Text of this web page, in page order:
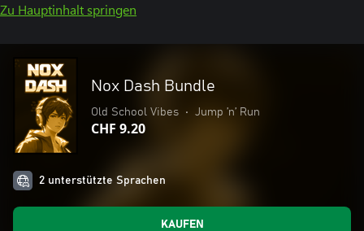
Zu Hauptinhalt springen
Nox Dash Bundle
Old School Vibes • Jump ’n’ Run
CHF 9.20
2 unterstützte Sprachen
KAUFEN